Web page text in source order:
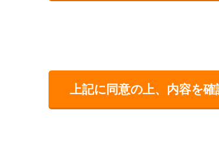
上記に同意の上、内容を確